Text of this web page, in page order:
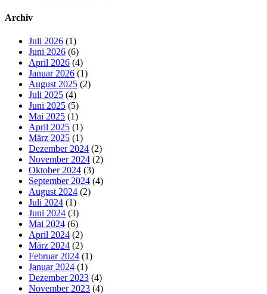
Archiv
Juli 2026 (1)
Juni 2026 (6)
April 2026 (4)
Januar 2026 (1)
August 2025 (2)
Juli 2025 (4)
Juni 2025 (5)
Mai 2025 (1)
April 2025 (1)
März 2025 (1)
Dezember 2024 (2)
November 2024 (2)
Oktober 2024 (3)
September 2024 (4)
August 2024 (2)
Juli 2024 (1)
Juni 2024 (3)
Mai 2024 (6)
April 2024 (2)
März 2024 (2)
Februar 2024 (1)
Januar 2024 (1)
Dezember 2023 (4)
November 2023 (4)